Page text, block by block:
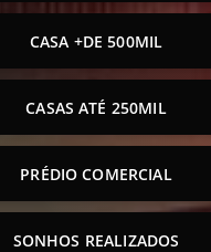
CASA +DE 500MIL
CASAS ATÉ 250MIL
PRÉDIO COMERCIAL
SONHOS REALIZADOS